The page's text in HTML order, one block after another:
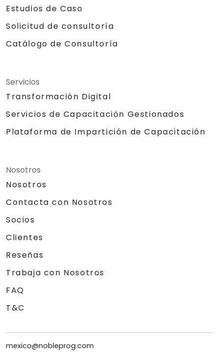
Estudios de Caso
Solicitud de consultoría
Catálogo de Consultoría
Servicios
Transformación Digital
Servicios de Capacitación Gestionados
Plataforma de Impartición de Capacitación
Nosotros
Nosotros
Contacta con Nosotros
Socios
Clientes
Reseñas
Trabaja con Nosotros
FAQ
T&C
mexico@nobleprog.com